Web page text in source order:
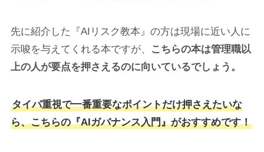
先に紹介した『AIリスク教本』の方は現場に近い人に
示唆を与えてくれる本ですが、
こちらの本は管理職以
上の人が要点を押さえるのに向いているでしょう。
タイパ重視で一番重要なポイントだけ押さえたいな
ら、こちらの『AIガバナンス入門』がおすすめです！